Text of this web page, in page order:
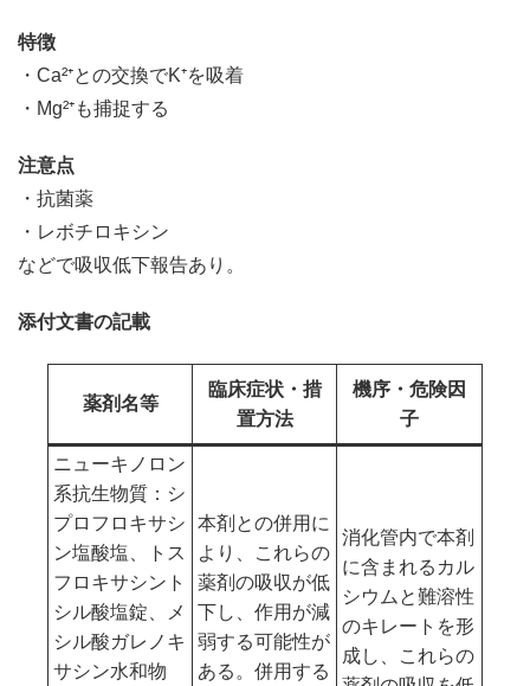
特徴
・Ca²⁺との交換でK⁺を吸着
・Mg²⁺も捕捉する
注意点
・抗菌薬
・レボチロキシン
などで吸収低下報告あり。
添付文書の記載
薬剤名等
臨床症状・措
置方法
機序・危険因
子
ニューキノロン
系抗生物質：シ
プロフロキサシ
ン塩酸塩、トス
フロキサシント
シル酸塩錠、メ
シル酸ガレノキ
サシン水和物
本剤との併用に
より、これらの
薬剤の吸収が低
下し、作用が減
弱する可能性が
ある。併用する
消化管内で本剤
に含まれるカル
シウムと難溶性
のキレートを形
成し、これらの